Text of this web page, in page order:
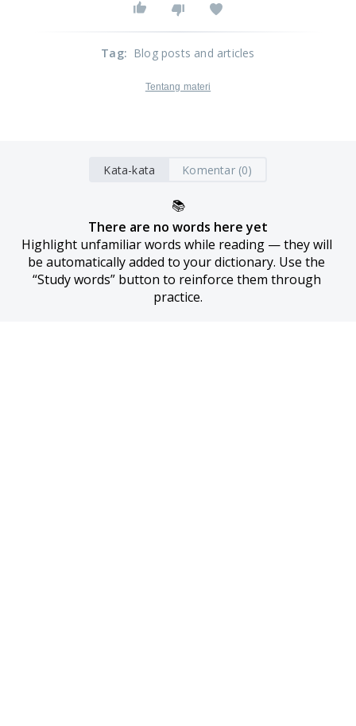
Tag: Blog posts and articles
Tentang materi
Kata-kata Komentar (0)
📚
There are no words here yet
Highlight unfamiliar words while reading — they will
be automatically added to your dictionary. Use the
“Study words” button to reinforce them through
practice.